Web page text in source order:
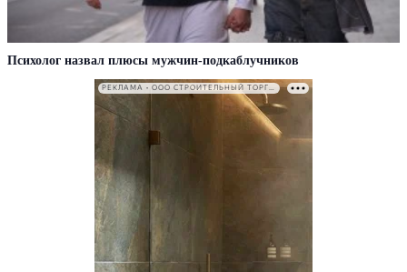
Психолог назвал плюсы мужчин-подкаблучников
РЕКЛАМА • ООО СТРОИТЕЛЬНЫЙ ТОРГОВЫЙ ДОМ «ПЕТРОВИЧ». ИНН: 7802348846